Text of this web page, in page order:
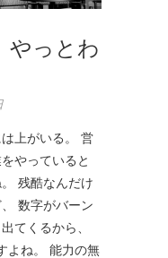
やっとわ
は上がいる。 営
やっていると
。 残酷なんだけ
、 数字がバーン
出てくるから、
よね。 能力の無